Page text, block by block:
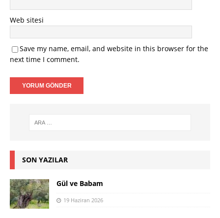
Web sitesi
Save my name, email, and website in this browser for the
next time I comment.
SON YAZILAR
Gül ve Babam
19 Haziran 2026